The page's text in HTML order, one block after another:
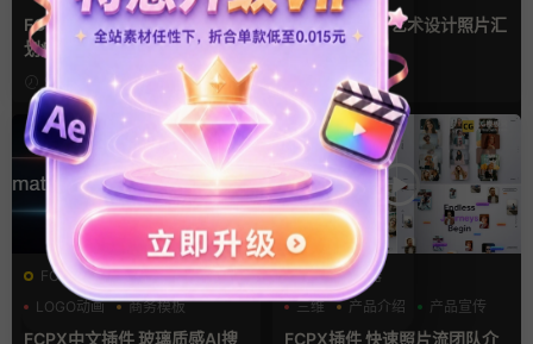
支持Intel+M芯片
FCPX转场插件 15组光效胶片
划痕复古视频过渡
9小时前
汇聚
fcpx片头插件 艺术设计照片汇
聚LOGO动画
4天前
FCPX发生器
LOGO动画
商务模板
支持Intel+M芯片
FCPX中文插件 玻璃质感AI搜
FCPX发生器
三维
产品介绍 产品宣传
FCPX插件 快速照片流团队介